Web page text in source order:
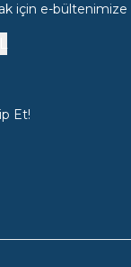
için e-bültenimize
Et!